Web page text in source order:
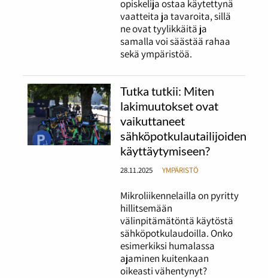
opiskelija ostaa käytettynä
vaatteita ja tavaroita, sillä
ne ovat tyylikkäitä ja
samalla voi säästää rahaa
sekä ympäristöä.
Tutka tutkii: Miten
lakimuutokset ovat
vaikuttaneet
sähköpotkulautailijoiden
käyttäytymiseen?
28.11.2025 YMPÄRISTÖ
Mikroliikennelailla on pyritty
hillitsemään
välinpitämätöntä käytöstä
sähköpotkulaudoilla. Onko
esimerkiksi humalassa
ajaminen kuitenkaan
oikeasti vähentynyt?